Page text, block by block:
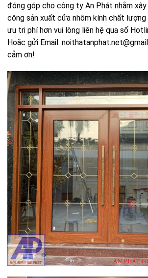
đóng góp cho công ty An Phát nhằm
công sản xuất cửa nhôm kính chất lượng
ưu tri phí hơn vui lòng liên hệ qua số
Hoặc gửi Email:
cảm ơn!